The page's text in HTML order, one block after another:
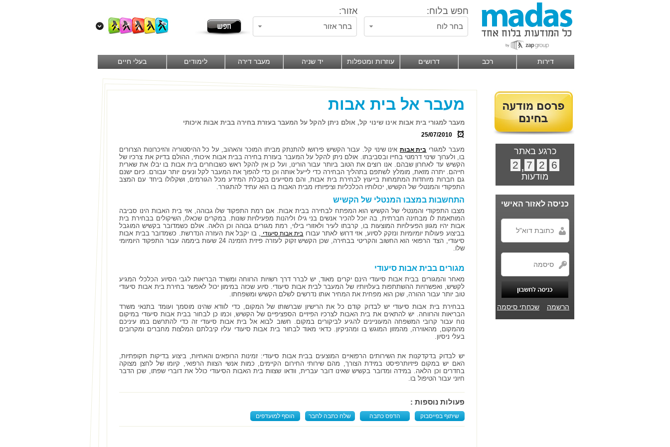
חפש בלוח: אזור:
בחר לוח בחר אזור
דירות רכב דרושים עוזרות ומטפלות יד שניה מעבר דירה לימודים בעלי חיים
כרגע באתר
6
2
7
,
2
מודעות
כניסה לאזור האישי
הרשמה שכחתי סיסמה
מעבר אל בית אבות
מעבר למגורי בית אבות אינו שינוי קל, אולם ניתן להקל על המעבר בעזרת בחירה בבית אבות איכותי
25/07/2010
מעבר למגורי בית אבות אינו שינוי קל. עבור הקשיש פירושו להתנתק מביתו המוכר והאהוב, על כל ההיסטוריה והזיכרונות הצרורים
בו, ולערוך שינוי דרמטי בחייו ובסביבתו. אולם ניתן להקל על המעבר בעזרת בחירה בבית אבות איכותי, ההולם בדיוק את צרכיו של
הקשיש עד לאחרון שבהם. אנו רוצים את הטוב ביותר עבור הורינו, ועל כן אין להקל ראש כשבוחרים בית אבות בו יבלו את שארית
חייהם. יתרה מזאת, מומלץ לשתפם בתהליך הבחירה כדי לייעל אותה וכן כדי להפוך את המעבר לקל ונעים יותר עבורם. כיום ישנם
גם חברות מיוחדות המתמחות בייעוץ לבחירת בית אבות, והם מסייעים בקבלת המידע מכל הגורמים, ושקלולו ביחד עם המצב
התפקודי והמנטלי של הקשיש, יכולותיו הכלכליות וציפיותיו מבית האבות בו הוא עתיד להתגורר.
התחשבות במצבו המנטלי של הקשיש
מצבו התפקודי והמנטלי של הקשיש הוא המפתח לבחירה בבית אבות. אם רמת התפקוד שלו גבוהה, אזי בית האבות הינו סביבה
המותאמת לו מבחינה חברתית, בה יוכל להכיר אנשים בני גילו וליהנות מפעילויות שונות. במקרים שכאלו, השיקולים בבחירת בית
אבות יהיו מגוון הפעילויות המוצעות בו, קרבתו לעיר ולאזורי בילוי, רמת מגורים גבוהה וכן הלאה. אולם כשמדובר בקשיש המוגבל
בביצוע פעולות יומיומיות ונזקק לסיוע, אזי דרוש לאתר עבורו בית אבות סיעודי , בו יקבל את העזרה הנדרשת. כשמדובר בבית אבות
סיעודי, הצד הרפואי הוא החשוב והקריטי בבחירה, שכן הקשיש זקוק לעזרה פיזית הזמינה 24 שעות ביממה עבור התפקוד היומיומי
שלו.
מגורים בבית אבות סיעודי
מאחר והמגורים בבית אבות סיעודי הינם יקרים מאוד, יש לברר דרך רשויות הרווחה ומשרד הבריאות לגבי הסיוע הכלכלי המגיע
לקשיש, ואפשרויות ההשתתפות בעלויותיו של המעבר לבית אבות סיעודי. סיוע שכזה במימון יכול לאפשר בחירת בית אבות סיעודי
טוב יותר עבור ההורה, שכן הוא מפחית את המחיר אותו נדרשים לשלם הקשיש ומשפחתו.
בבחירת בית אבות סיעודי יש לבדוק קודם כל את הרישיון שברשותו של המקום, כדי לוודא שהינו מוסמך ועומד בתנאי משרד
הבריאות והרווחה. יש להתאים את בית האבות לצרכיו הפיזיים הספציפיים של הקשיש, וכמו כן לבחור בבית אבות סיעודי במיקום
נוח עבור קרובי המשפחה המעוניינים להגיע לביקורים במקום. חשוב לבוא אל בית אבות סיעודי זה כדי להתרשם במו עיניכם
מהמקום, מהאווירה, מהמזון המוגש בו ומהניקיון. כדאי מאוד לבחור בית אבות סיעודי עליו קיבלתם המלצות מחברים ומקרובים
בעלי ניסיון.
יש לבדוק בדקדקנות את השירותים הרפואיים המוצעים בבית אבות סיעודי: זמינות הרופאים והאחיות, ביצוע בדיקות תקופתיות,
האם יש במקום פיזיותרפיסט במידת הצורך, מהם שירותי החירום הקיימים, כמות אנשי הצוות הרפואי, קיומו של לחצן מצוקה
בחדרים וכן הלאה. במידה ומדובר בקשיש שאינו דובר עברית, וודאו שצוות בית האבות הסיעודי כולל את דוברי שפתו, שכן הדבר
חיוני עבור הטיפול בו.
פעולות נוספות :
שיתוף בפייסבוק הדפס כתבה שלח כתבה לחבר הוסף למועדפים